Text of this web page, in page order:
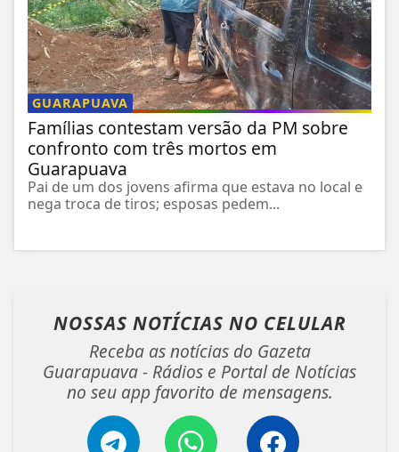
GUARAPUAVA
Famílias contestam versão da PM sobre
confronto com três mortos em
Guarapuava
Pai de um dos jovens afirma que estava no local e
nega troca de tiros; esposas pedem...
NOSSAS NOTÍCIAS NO CELULAR
Receba as notícias do Gazeta
Guarapuava - Rádios e Portal de Notícias
no seu app favorito de mensagens.